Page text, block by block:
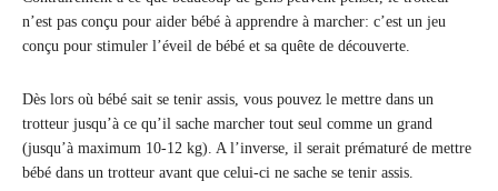
n’est pas conçu pour aider bébé à apprendre à marcher: c’est un jeu
conçu pour stimuler l’éveil de bébé et sa quête de découverte.
Dès lors où bébé sait se tenir assis, vous pouvez le mettre dans un
trotteur jusqu’à ce qu’il sache marcher tout seul comme un grand
(jusqu’à maximum 10-12 kg). A l’inverse, il serait prématuré de mettre
bébé dans un trotteur avant que celui-ci ne sache se tenir assis.